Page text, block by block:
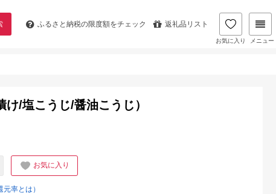
ふるさと納税の限度額をチェック 返礼品リスト
お気に入り メニュー
/塩こうじ/醤油こうじ）
お気に入り
元率とは）